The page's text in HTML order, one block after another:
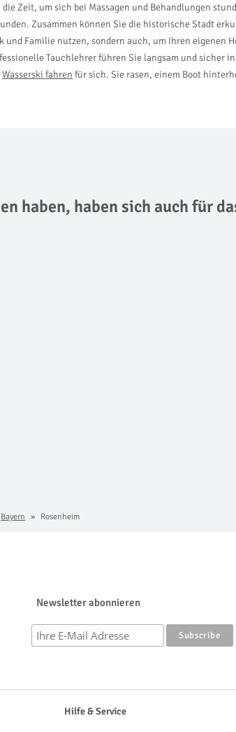
Zeit, um sich bei Massagen und Behandlungen
Zusammen können Sie die historische Stadt
Familie nutzen, sondern auch, um Ihren eigenen
Tauchlehrer führen Sie langsam und sicher
Wasserski fahren für sich. Sie rasen, einem Boot
haben, haben sich auch für
Bayern Rosenheim
Newsletter abonnieren
Hilfe & Service